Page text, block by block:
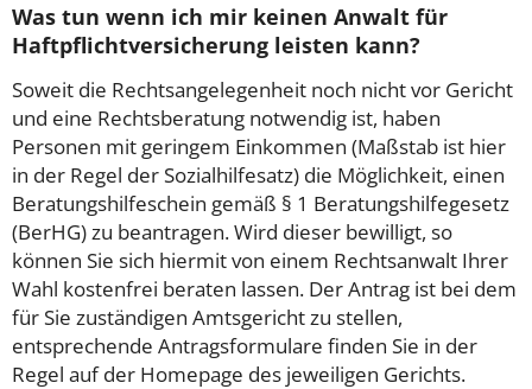
Was tun wenn ich mir keinen Anwalt für
Haftpflichtversicherung leisten kann?
Soweit die Rechtsangelegenheit noch nicht vor Gericht
und eine Rechtsberatung notwendig ist, haben
Personen mit geringem Einkommen (Maßstab ist hier
in der Regel der Sozialhilfesatz) die Möglichkeit, einen
Beratungshilfeschein gemäß § 1 Beratungshilfegesetz
(BerHG) zu beantragen. Wird dieser bewilligt, so
können Sie sich hiermit von einem Rechtsanwalt Ihrer
Wahl kostenfrei beraten lassen. Der Antrag ist bei dem
für Sie zuständigen Amtsgericht zu stellen,
entsprechende Antragsformulare finden Sie in der
Regel auf der Homepage des jeweiligen Gerichts.